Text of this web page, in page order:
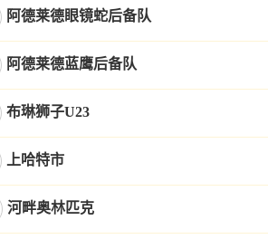
阿德莱德眼镜蛇后备队
阿德莱德蓝鹰后备队
布琳狮子U23
上哈特市
河畔奥林匹克